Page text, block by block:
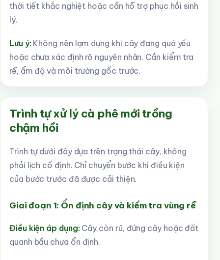
thời tiết khắc nghiệt hoặc cần hỗ trợ phục hồi sinh
lý.
Lưu ý:Không nên lạm dụng khi cây đang quá yếu
hoặc chưa xác định rõ nguyên nhân. Cần kiểm tra
rễ, ẩm độ và môi trường gốc trước.
Trình tự xử lý cà phê mới trồng
chậm hồi
Trình tự dưới đây dựa trên trạng thái cây, không
phải lịch cố định. Chỉ chuyển bước khi điều kiện
của bước trước đã được cải thiện.
Giai đoạn 1: Ổn định cây và kiểm tra vùng rễ
Điều kiện áp dụng:Cây còn rũ, đứng cây hoặc đất
quanh bầu chưa ổn định.